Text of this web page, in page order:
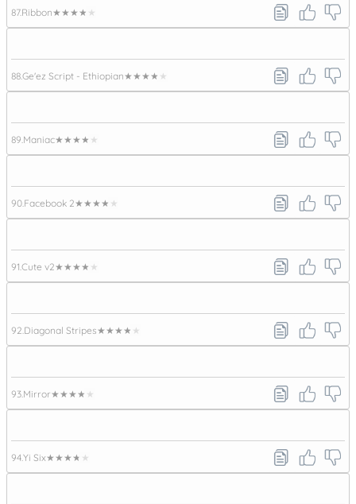
87.Ribbon★★★★★
88.Ge'ez Script - Ethiopian★★★★★
89. Maniac★★★★★
90. Facebook 2★★★★★
91. Cute v2★★★★★
92. Diagonal Stripes★★★★★
93. Mirror★★★★★
94.Yi Six★★★★★